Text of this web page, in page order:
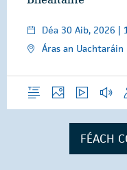
Déa 30 Aib, 2026 |
Áras an Uachtaráin
ForléargasGrianghraif
Físeáin
FÉACH